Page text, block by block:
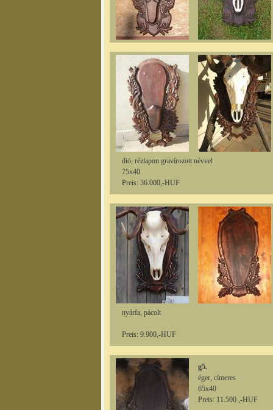
dió, rézlapon gravírozott névvel
75x40
Preis: 36.000,-HUF
nyárfa, pácolt
Preis: 9.900,-HUF
g5.
éger, címeres
65x40
Preis: 11.500 ,-HUF